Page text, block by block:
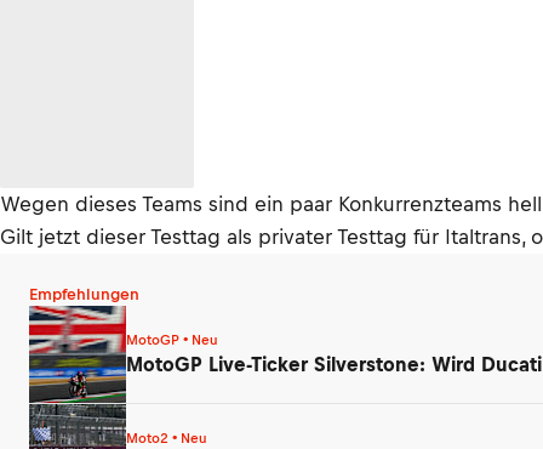
Wegen dieses Teams sind ein paar Konkurrenzteams
Gilt jetzt dieser Testtag als privater Testtag für Italtrans,
Empfehlungen
MotoGP • Neu
MotoGP Live-Ticker Silverstone: Wird
Moto2 • Neu